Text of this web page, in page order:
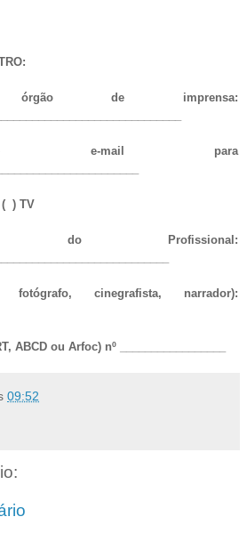
de imprensa:
e e-mail para
) TV
Profissional:
cinegrafista, narrador):
ABCD ou Arfoc) nº _________________
09:52